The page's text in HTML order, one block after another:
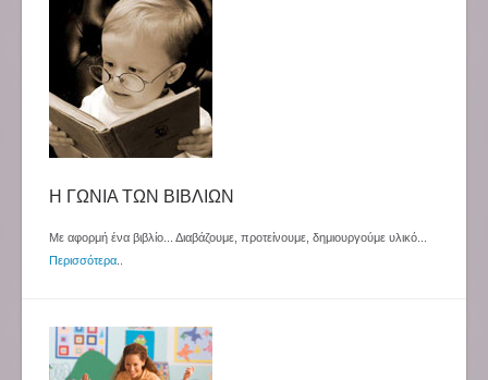
Η ΓΩΝΙΑ ΤΩΝ ΒΙΒΛΙΩΝ
Με αφορμή ένα βιβλίο... Διαβάζουμε, προτείνουμε, δημιουργούμε υλικό...
Περισσότερα